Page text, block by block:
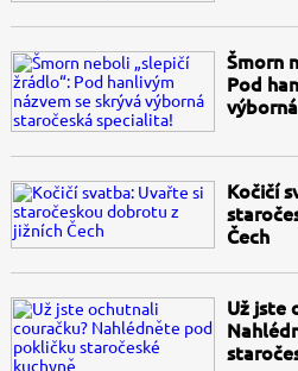
Šmorn
Pod
Kočičí
Čech
Už jste